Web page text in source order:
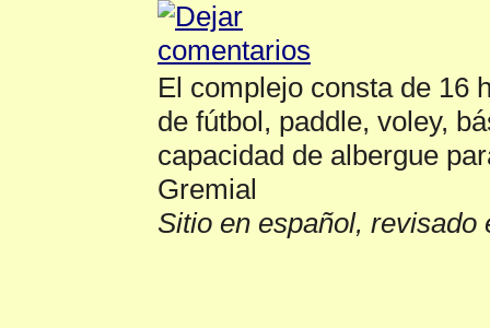
El complejo consta de 16
de fútbol, paddle, voley,
capacidad de albergue
Gremial
Sitio en español, revisado